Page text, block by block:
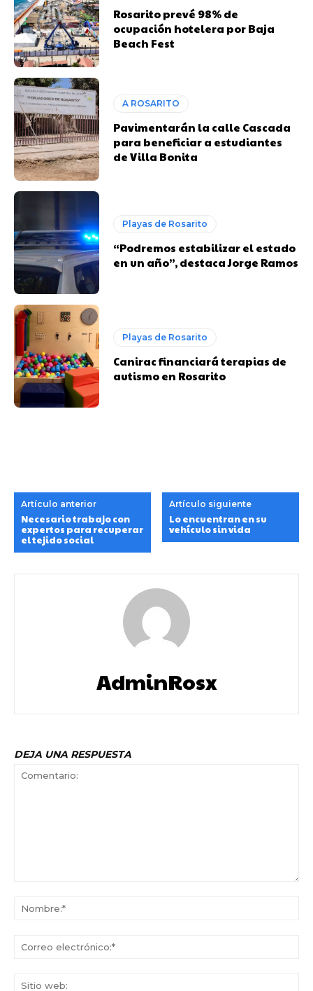
Rosarito prevé 98% de
ocupación hotelera por Baja
Beach Fest
A ROSARITO
Pavimentarán la calle Cascada
para beneficiar a estudiantes
de Villa Bonita
Playas de Rosarito
“Podremos estabilizar el estado
en un año”, destaca Jorge Ramos
Playas de Rosarito
Canirac financiará terapias de
autismo en Rosarito
Artículo anterior
Necesario trabajo con
expertos para recuperar
el tejido social
Artículo siguiente
Lo encuentran en su
vehículo sin vida
AdminRosx
DEJA UNA RESPUESTA